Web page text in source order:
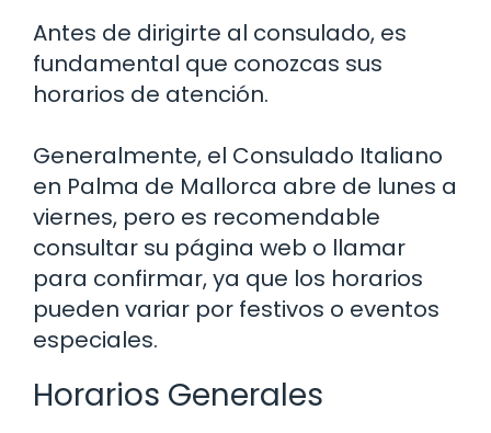
Antes de dirigirte al consulado, es
fundamental que conozcas sus
horarios de atención.
Generalmente, el Consulado Italiano
en Palma de Mallorca abre de lunes a
viernes, pero es recomendable
consultar su página web o llamar
para confirmar, ya que los horarios
pueden variar por festivos o eventos
especiales.
Horarios Generales